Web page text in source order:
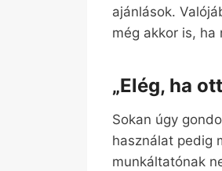
ajánlások.
még akkor is,
„Elég, ha
Sokan úgy
használat pedig
munkáltatónak